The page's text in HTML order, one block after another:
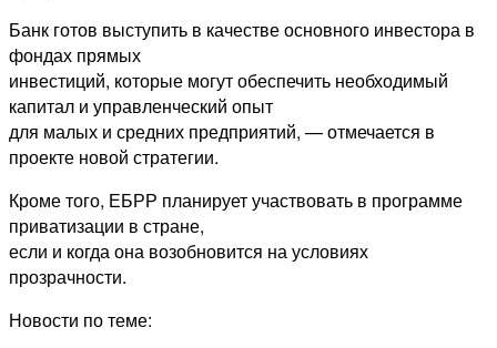
Банк готов выступить в качестве основного инвестора в
фондах прямых
инвестиций, которые могут обеспечить необходимый
капитал и управленческий опыт
для малых и средних предприятий, — отмечается в
проекте новой стратегии.
Кроме того, ЕБРР планирует участвовать в программе
приватизации в стране,
если и когда она возобновится на условиях
прозрачности.
Новости по теме: